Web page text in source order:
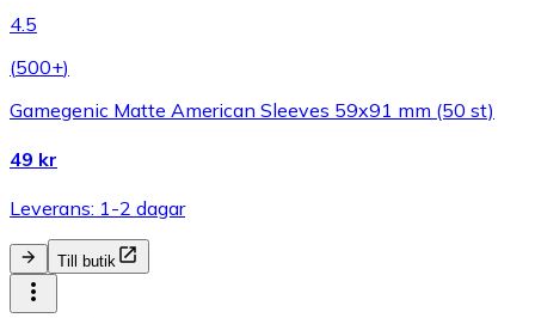
4.5
(500+)
Gamegenic Matte American Sleeves 59x91 mm (50 st)
49 kr
Leverans: 1-2 dagar
Till butik